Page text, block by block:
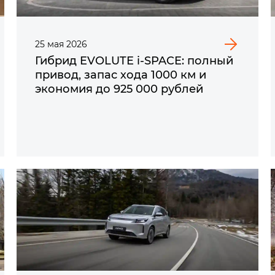
25 мая 2026
Гибрид EVOLUTE i‑SPACE: полный
привод, запас хода 1000 км и
экономия до 925 000 рублей